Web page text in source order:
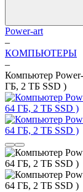
Power-art
–
КОМПЬЮТЕРЫ
–
Компьютер
ГБ, 2 ТБ SSD )